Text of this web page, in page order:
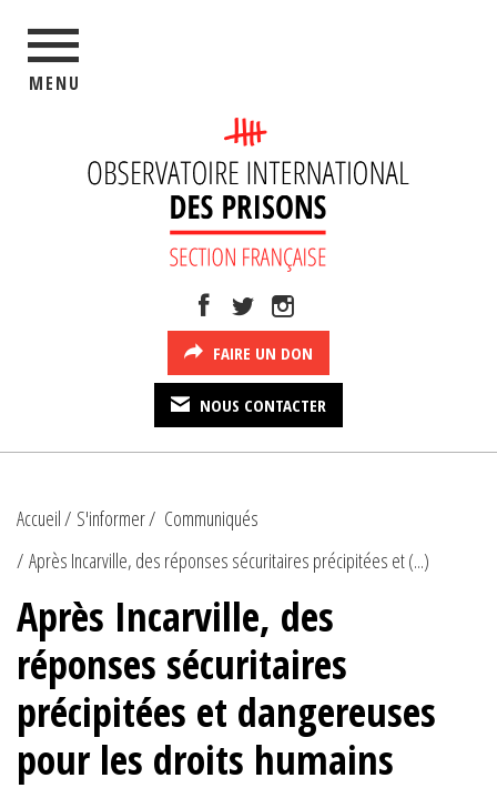
MENU
FAIRE UN DON
NOUS CONTACTER
Accueil S'informer
Communiqués
Après Incarville, des réponses sécuritaires précipitées et (...)
Après Incarville, des
réponses sécuritaires
précipitées et dangereuses
pour les droits humains